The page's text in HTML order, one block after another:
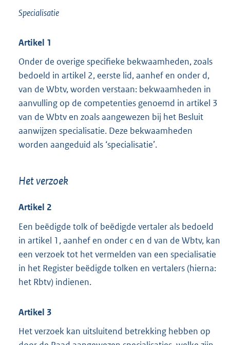
Specialisatie
Artikel 1
Onder de overige specifieke bekwaamheden, zoals
bedoeld in artikel 2, eerste lid, aanhef en onder d,
van de Wbtv, worden verstaan: bekwaamheden in
aanvulling op de competenties genoemd in artikel 3
van de Wbtv en zoals aangewezen bij het Besluit
aanwijzen specialisatie. Deze bekwaamheden
worden aangeduid als ‘specialisatie’.
Het verzoek
Artikel 2
Een beëdigde tolk of beëdigde vertaler als bedoeld
in artikel 1, aanhef en onder c en d van de Wbtv, kan
een verzoek tot het vermelden van een specialisatie
in het Register beëdigde tolken en vertalers (hierna:
het Rbtv) indienen.
Artikel 3
Het verzoek kan uitsluitend betrekking hebben op